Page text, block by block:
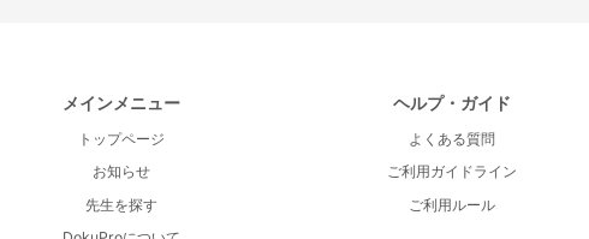
メインメニュー
トップページ
お知らせ
先生を探す
ヘルプ・ガイド
よくある質問
ご利用ガイドライン
ご利用ルール